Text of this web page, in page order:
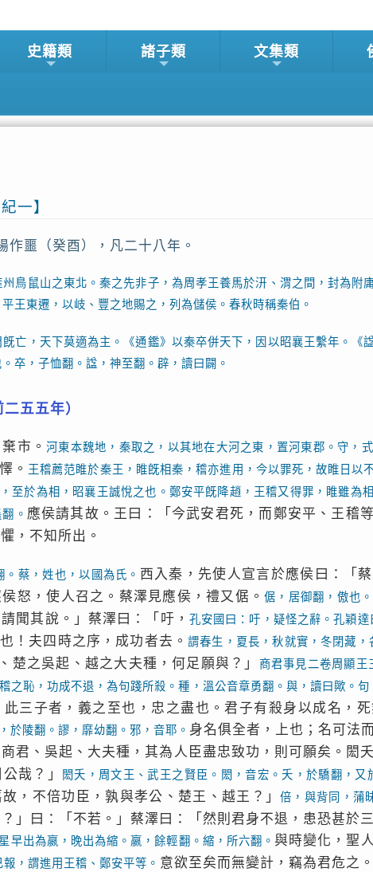
史籍類 諸子類 文集類
一】
噩（癸酉），凡二十八年。
鳥鼠山之東北。秦之先非子，為周孝王養馬於汧、渭之間，封為附
王東遷，以岐、豐之地賜之，列為儲侯。春秋時稱秦伯。
亡，天下莫適為主。《通鑑》以秦卒併天下，因以昭襄王繫年。《
卒，子恤翻。諡，神至翻。辟，讀曰闢。
五五年）
市。河東本魏地，秦取之，以其地在大河之東，置河東郡。守，
。 王稽薦范睢於秦王，睢旣相秦，稽亦進用，今以罪死，故睢日以
至於為相，昭襄王誠悅之也。鄭安平旣降趙，王稽又得罪，睢雖為
。 應侯請其故。王曰：「今武安君死，而鄭安平、王稽
，不知所出。
。蔡，姓也，以國為氏。 西入秦，先使人宣言於應侯曰：「
怒，使人召之。蔡澤見應侯，禮又倨。倨，居御翻，傲也。
請聞其說。」蔡澤曰：「吁， 孔安國曰：吁，疑怪之辭。孔穎
！夫四時之序，成功者去。謂春生，夏長，秋就實，冬閉藏
楚之吳起、越之大夫種，何足願與？」
商君事見二卷周顯王
之恥，功成不退，為句踐所殺。種，溫公音章勇翻。與，讀曰歟。
三子者，義之至也，忠之盡也。君子有殺身以成名，
於陵翻。謬，靡幼翻。邪，音耶。 身名俱全者，上也；名可法
君、吳起、大夫種，其為人臣盡忠致功，則可願矣。閎
哉？」
閎夭，周文王、武王之賢臣。閎，音宏。夭，於驕翻，又
，不倍功臣，孰與孝公、楚王、越王？」倍，與背同，蒲
」曰：「不若。」蔡澤曰：「然則君身不退，患恐甚於
早出為嬴，晚出為縮。嬴，餘輕翻。縮，所六翻。與時變化，聖
，謂進用王稽、鄭安平等。 意欲至矣而無變計，竊為君危之。